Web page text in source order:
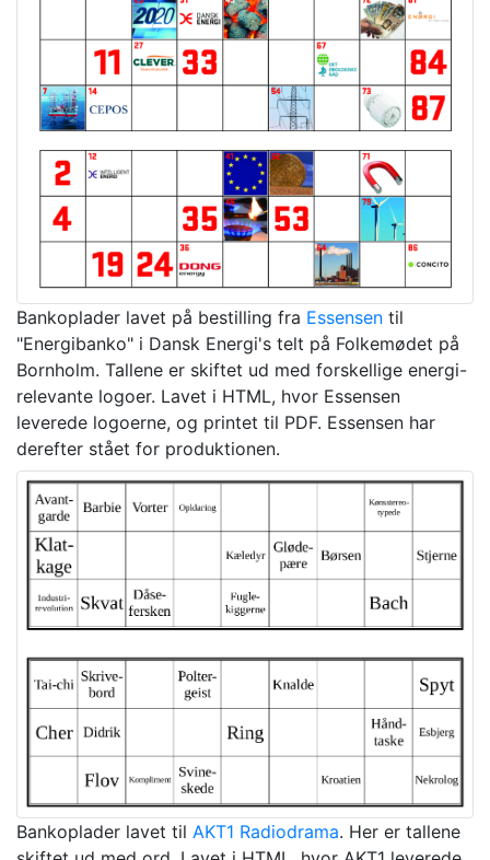
Bankoplader lavet på bestilling fra Essensen til
"Energibanko" i Dansk Energi's telt på Folkemødet på
Bornholm. Tallene er skiftet ud med forskellige energi-
relevante logoer. Lavet i HTML, hvor Essensen
leverede logoerne, og printet til PDF. Essensen har
derefter stået for produktionen.
Bankoplader lavet til AKT1 Radiodrama. Her er tallene